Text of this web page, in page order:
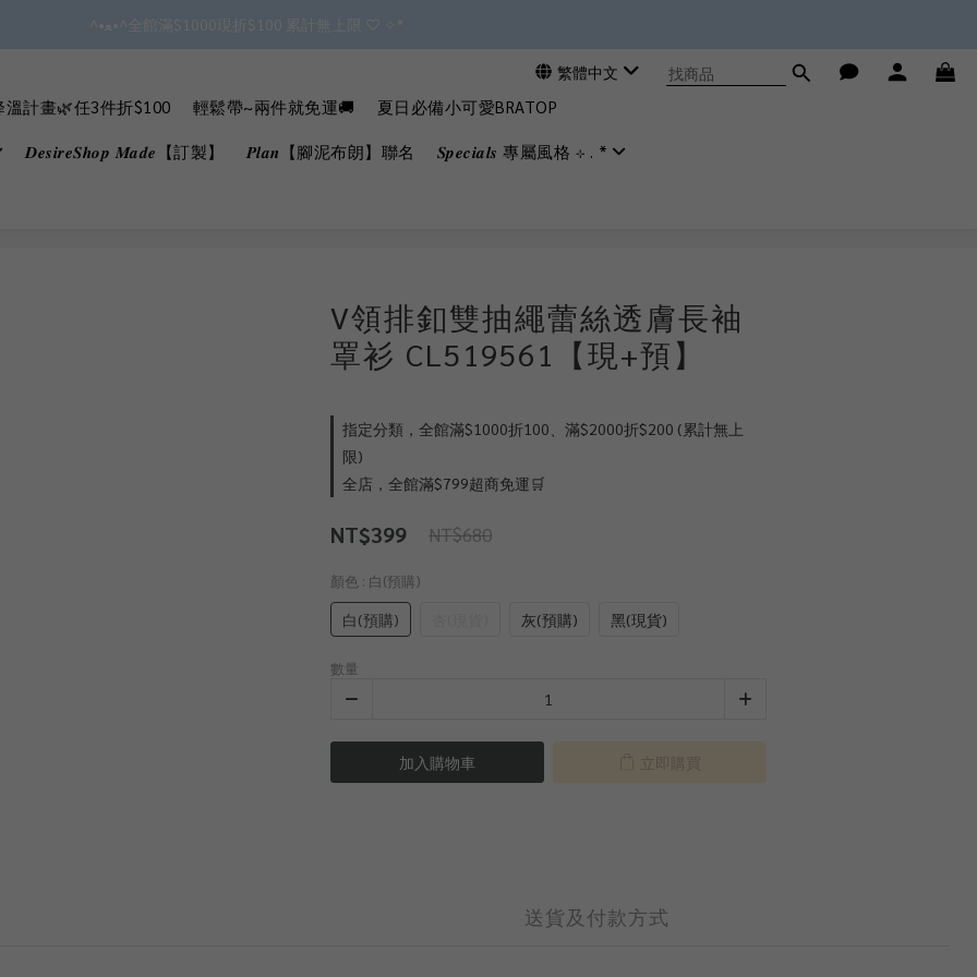
✿॰ॱ*｡ﾟ 全館滿$799即免運ॱ*｡ﾟ✿
^•ﻌ•^全館滿$1000現折$100 累計無上限 ♡ ✧*
✿॰ॱ*｡ﾟ 全館滿$799即免運ॱ*｡ﾟ✿
繁體中文
溫計畫🌿任3件折$100 輕鬆帶~兩件就免運🚚 夏日必備小可愛BRATOP
𝑫𝒆𝒔𝒊𝒓𝒆𝑺𝒉𝒐𝒑 𝑴𝒂𝒅𝒆【訂製】 𝑷𝒍𝒂𝒏【腳泥布朗】聯名 𝑺𝒑𝒆𝒄𝒊𝒂𝒍𝒔 專屬風格 ⊹ . *
V領排釦雙抽繩蕾絲透膚長袖
罩衫 CL519561【現+預】
指定分類，全館滿$1000折100、滿$2000折$200 (累計無上
限)
全店，全館滿$799超商免運🛒
NT$399 NT$680
顏色 : 白(預購)
白(預購) 灰(預購) 黑(現貨)
數量
加入購物車 立即購買
送貨及付款方式